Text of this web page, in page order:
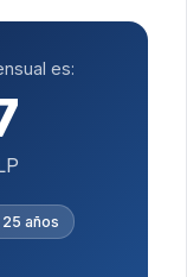
es:
años